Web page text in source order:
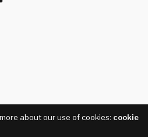
Shareabout our use of cookies: cookie